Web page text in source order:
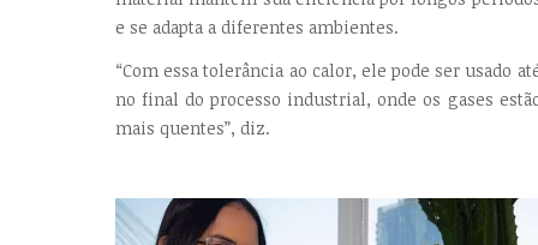
e se adapta a diferentes ambientes.
“Com essa tolerância ao calor, ele pode ser usado
no final do processo industrial, onde os gases
mais quentes”, diz.